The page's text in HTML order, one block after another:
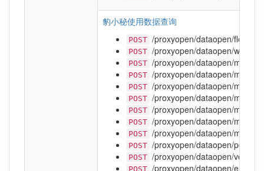
豹小秘使用数据查询
POST /proxyopen/dataopen/flow_list
POST /proxyopen/dataopen/
POST /proxyopen/dataopen/
POST /proxyopen/dataopen/
POST /proxyopen/dataopen/
POST /proxyopen/dataopen/
POST /proxyopen/dataopen/
POST /proxyopen/dataopen/
POST /proxyopen/dataopen/
POST /proxyopen/dataopen/
POST /proxyopen/dataopen/
POST /proxyopen/dataopen/